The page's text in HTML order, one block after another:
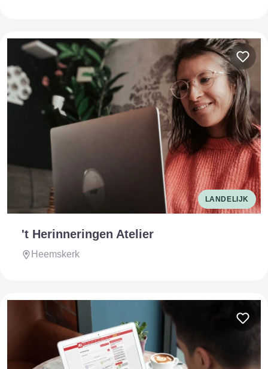
LANDELIJK
't Herinneringen Atelier
Heemskerk